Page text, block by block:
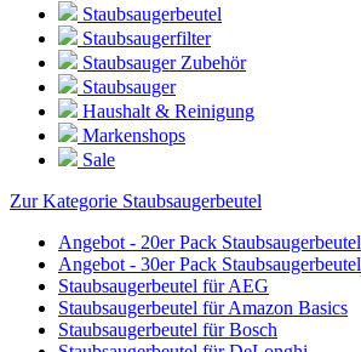
Staubsaugerbeutel
Staubsaugerfilter
Staubsauger Zubehör
Staubsauger
Haushalt & Reinigung
Markenshops
Sale
Zur Kategorie Staubsaugerbeutel
Angebot - 20er Pack Staubsaugerbeutel
Angebot - 30er Pack Staubsaugerbeutel
Staubsaugerbeutel für AEG
Staubsaugerbeutel für Amazon Basics
Staubsaugerbeutel für Bosch